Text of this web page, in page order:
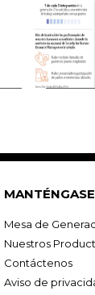
Mesa de
Nuestros
Contáctenos
Aviso de